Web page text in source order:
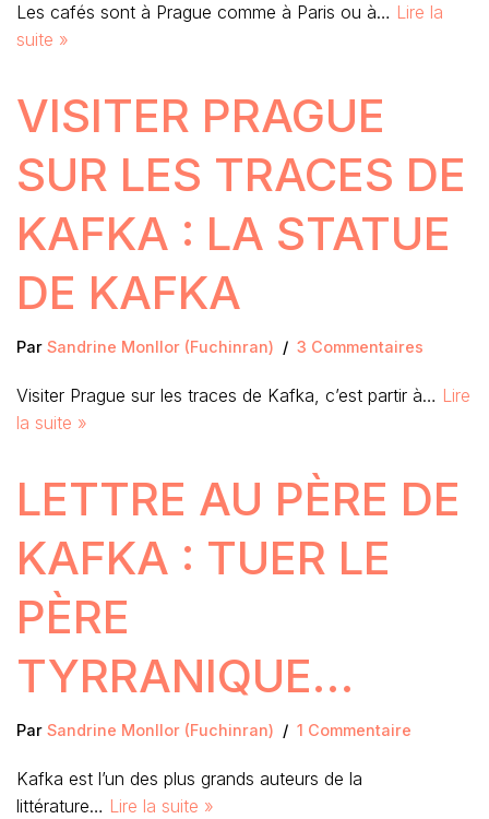
Les cafés sont à Prague comme à Paris ou à… Lire la
suite »
VISITER PRAGUE
SUR LES TRACES DE
KAFKA : LA STATUE
DE KAFKA
Par Sandrine Monllor (Fuchinran) 3 Commentaires
Visiter Prague sur les traces de Kafka, c’est partir à… Lire
la suite »
LETTRE AU PÈRE DE
KAFKA : TUER LE
PÈRE
TYRRANIQUE…
Par Sandrine Monllor (Fuchinran) 1 Commentaire
Kafka est l’un des plus grands auteurs de la
littérature… Lire la suite »